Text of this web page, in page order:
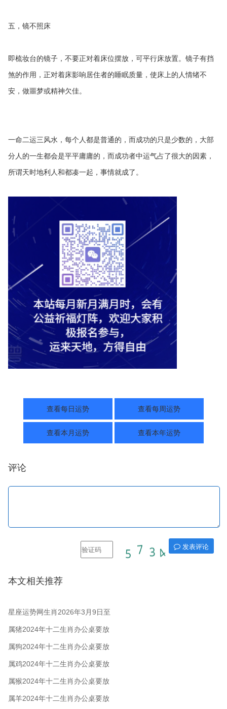
五，镜不照床
即梳妆台的镜子，不要正对着床位摆放，可平行床放置。镜子有挡
煞的作用，正对着床影响居住者的睡眠质量，使床上的人情绪不
安，做噩梦或精神欠佳。
一命二运三风水，每个人都是普通的，而成功的只是少数的，大部
分人的一生都会是平平庸庸的，而成功者中运气占了很大的因素，
所谓天时地利人和都凑一起，事情就成了。
查看每日运势 查看每周运势
查看本月运势 查看本年运势
评论
发表评论
本文相关推荐
星座运势网生肖2026年3月9日至
15日
属猪2024年十二生肖办公桌要放
在哪个方位？
属狗2024年十二生肖办公桌要放
在哪个方位？
属鸡2024年十二生肖办公桌要放
在哪个方位？
属猴2024年十二生肖办公桌要放
在哪个方位？
属羊2024年十二生肖办公桌要放